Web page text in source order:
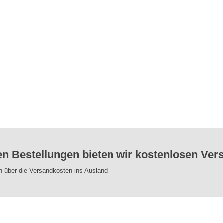
Bestellungen bieten wir kostenlosen
über die Versandkosten ins Ausland